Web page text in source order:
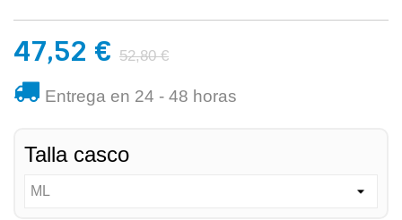
47,52 € 52,80 €
Entrega en 24 - 48 horas
Talla casco